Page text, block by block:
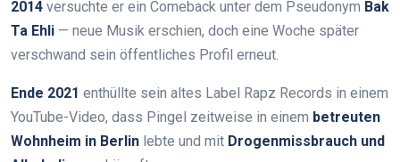
2014 versuchte er ein Comeback unter dem Pseudonym Bak
Ta Ehli — neue Musik erschien, doch eine Woche später
verschwand sein öffentliches Profil erneut.
Ende 2021 enthüllte sein altes Label Rapz Records in einem
YouTube-Video, dass Pingel zeitweise in einem betreuten
Wohnheim in Berlin lebte und mit Drogenmissbrauch und